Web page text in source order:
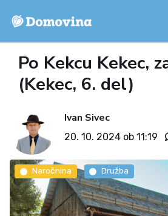
Po Kekcu Kekec,
(Kekec, 6. del)
Ivan Sivec
20. 10. 2024 ob 11:19
Naročnina Družba